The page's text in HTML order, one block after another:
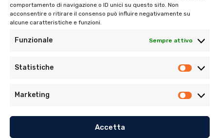
comportamento di navigazione o ID unici su questo sito. Non
acconsentire o ritirare il consenso può influire negativamente su
alcune caratteristiche e funzioni.
Funzionale Sempre attivo
Statistiche
Marketing
Accetta
Tel:06 272342
Tel:393 9810086
Dentistico Santaniello Alimonti